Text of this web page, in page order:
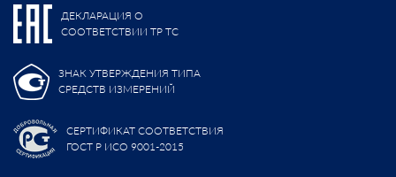
ДЕКЛАРАЦИЯ О
СООТВЕТСТВИИ ТР ТС
ЗНАК УТВЕРЖДЕНИЯ ТИПА
СРЕДСТВ ИЗМЕРЕНИЙ
СЕРТИФИКАТ СООТВЕТСТВИЯ
ГОСТ Р ИСО 9001-2015